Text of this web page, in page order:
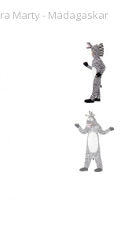
Marty - Madagaskar